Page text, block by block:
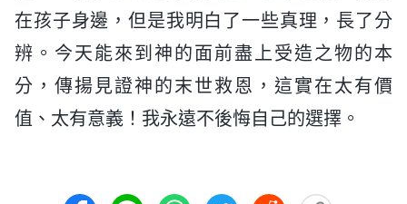
在孩子身邊，但是我明白了一些真理，長了分
辨。今天能來到神的面前盡上受造之物的本
分，傳揚見證神的末世救恩，這實在太有價
值、太有意義！我永遠不後悔自己的選擇。